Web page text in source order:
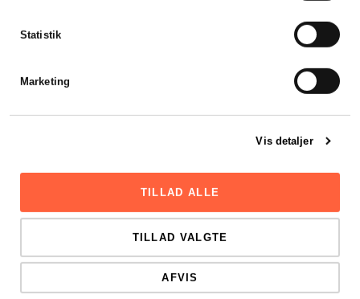
Statistik
Marketing
Vis detaljer
TILLAD ALLE
TILLAD VALGTE
AFVIS